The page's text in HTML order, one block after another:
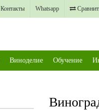
Контакты Whatsapp
Виноделие Обучение